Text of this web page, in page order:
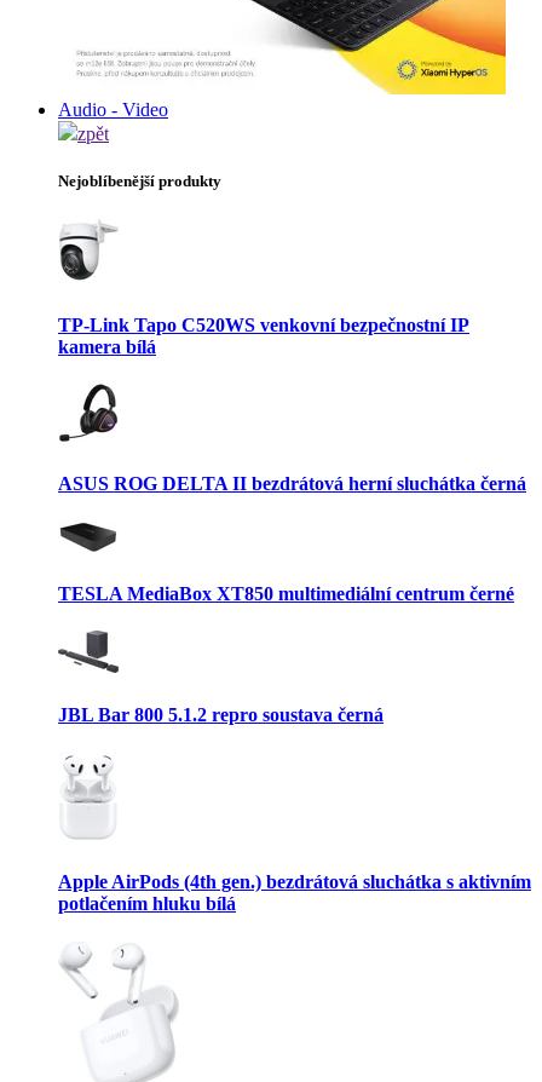
Audio - Video
zpět
Nejoblíbenější produkty
TP-Link Tapo C520WS venkovní bezpečnostní IP
kamera bílá
ASUS ROG DELTA II bezdrátová herní sluchátka černá
TESLA MediaBox XT850 multimediální centrum černé
JBL Bar 800 5.1.2 repro soustava černá
Apple AirPods (4th gen.) bezdrátová sluchátka s aktivním
potlačením hluku bílá